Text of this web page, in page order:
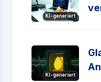
KI-generiert
KI-generiert